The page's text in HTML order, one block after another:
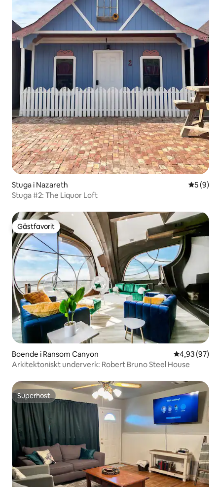
Stuga i Nazareth 5 av 5 i
5 (9)
Stuga #2: The Liquor Loft
Gästfavorit
Gästfavorit
Boende i Ransom Canyon 4,93 av 5 i
4,93 (97)
Arkitektoniskt underverk: Robert Bruno Steel House
Superhost
Superhost